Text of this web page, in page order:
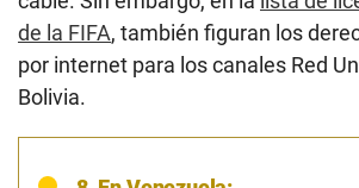
de la FIFA, también figuran los
por internet para los canales Red
Bolivia.